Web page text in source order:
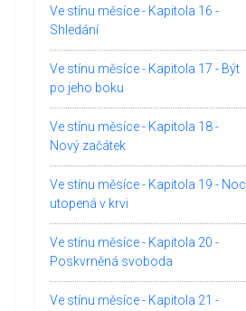
Ve stínu měsíce - Kapitola 16 -
Shledání
Ve stínu měsíce - Kapitola 17 - Být
po jeho boku
Ve stínu měsíce - Kapitola 18 -
Nový začátek
Ve stínu měsíce - Kapitola 19 - Noc
utopená v krvi
Ve stínu měsíce - Kapitola 20 -
Poskvrněná svoboda
Ve stínu měsíce - Kapitola 21 -